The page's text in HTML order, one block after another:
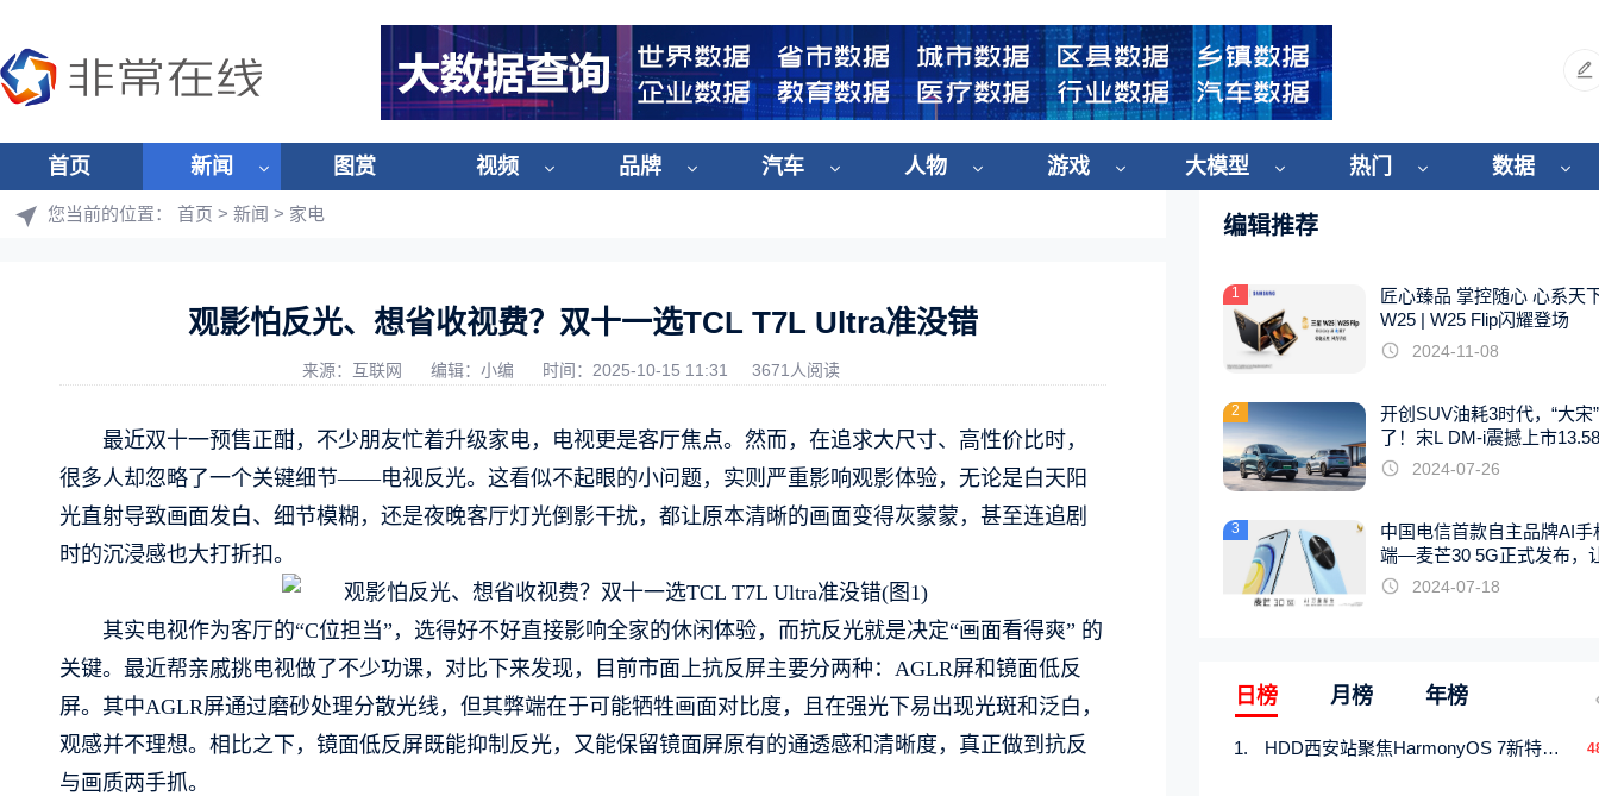
首页 新闻 图赏 视频 品牌 汽车 人物 游戏 大模型 热门 数据
您当前的位置： 首页 > 新闻 > 家电
观影怕反光、想省收视费？双十一选TCL T7L Ultra准没错
来源：互联网 编辑：小编 时间：2025-10-15 11:31 3671人阅读
最近双十一预售正酣，不少朋友忙着升级家电，电视更是客厅焦点。然而，在追求大尺寸、高性价比时，
很多人却忽略了一个关键细节——电视反光。这看似不起眼的小问题，实则严重影响观影体验，无论是白天阳
光直射导致画面发白、细节模糊，还是夜晚客厅灯光倒影干扰，都让原本清晰的画面变得灰蒙蒙，甚至连追剧
时的沉浸感也大打折扣。
其实电视作为客厅的“C位担当”，选得好不好直接影响全家的休闲体验，而抗反光就是决定“画面看得爽” 的
关键。最近帮亲戚挑电视做了不少功课，对比下来发现，目前市面上抗反屏主要分两种：AGLR屏和镜面低反
屏。其中AGLR屏通过磨砂处理分散光线，但其弊端在于可能牺牲画面对比度，且在强光下易出现光斑和泛白，
观感并不理想。相比之下，镜面低反屏既能抑制反光，又能保留镜面屏原有的通透感和清晰度，真正做到抗反
与画质两手抓。
编辑推荐
1
匠心臻品 掌控随心 心系天
W25 | W25 Flip闪耀登场
2024-11-08
2
开创SUV油耗3时代，“大宋
了！宋L DM-i震撼上市
起
2024-07-26
3
中国电信首款自主品牌AI手
端—麦芒30 5G正式发布，
触手可及2024-07-18
日榜 月榜 年榜
HDD西安站聚焦HarmonyOS 7新特性，解锁从互联到智能的应用开发新范式